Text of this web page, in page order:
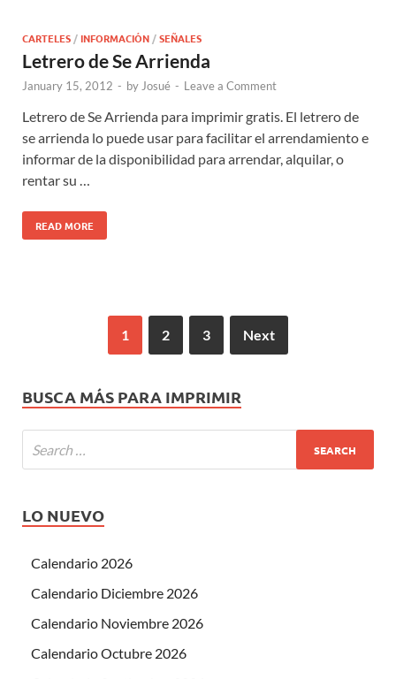
CARTELES /INFORMACIÓN /SEÑALES
Letrero de Se Arrienda
January 15, 2012 - by Josué - Leave a Comment
Letrero de Se Arrienda para imprimir gratis. El letrero de
se arrienda lo puede usar para facilitar el arrendamiento e
informar de la disponibilidad para arrendar, alquilar, o
rentar su …
READ MORE
1 2 3 Next
BUSCA MÁS PARA IMPRIMIR
LO NUEVO
Calendario 2026
Calendario Diciembre 2026
Calendario Noviembre 2026
Calendario Octubre 2026